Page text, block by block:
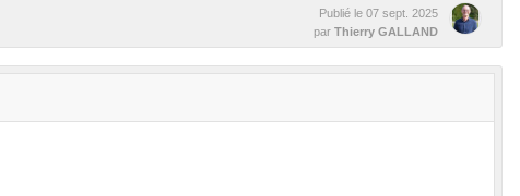
Publié le 07 sept. 2025
par Thierry GALLAND